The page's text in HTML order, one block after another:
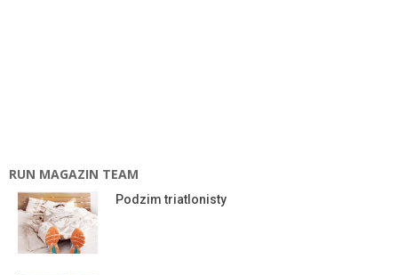
RUN MAGAZIN TEAM
Podzim triatlonisty